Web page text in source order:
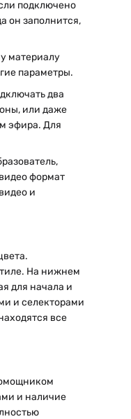
подключено
он заполнится,
материалу
параметры.
два
или даже
эфира. Для
формат
и
На нижнем
для начала и
и селекторами
все
и наличие